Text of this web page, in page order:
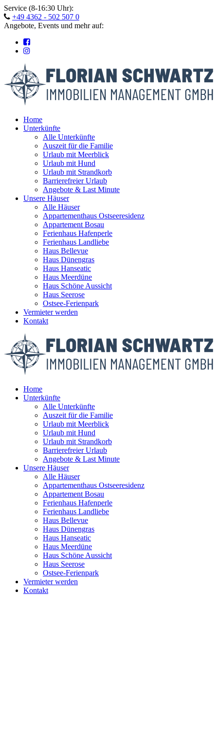
Skip
to
content
Service (8-16:30 Uhr):
+49 4362 - 502 507 0
Angebote, Events und mehr auf:
Home
Unterkünfte
Alle Unterkünfte
Auszeit für die Familie
Urlaub mit Meerblick
Urlaub mit Hund
Urlaub mit Strandkorb
Barrierefreier Urlaub
Angebote & Last Minute
Unsere Häuser
Alle Häuser
Appartementhaus Ostseeresidenz
Appartement Bosau
Ferienhaus Hafenperle
Ferienhaus Landliebe
Haus Bellevue
Haus Dünengras
Haus Hanseatic
Haus Meerdüne
Haus Schöne Aussicht
Haus Seerose
Ostsee-Ferienpark
Vermieter werden
Kontakt
Home
Unterkünfte
Alle Unterkünfte
Auszeit für die Familie
Urlaub mit Meerblick
Urlaub mit Hund
Urlaub mit Strandkorb
Barrierefreier Urlaub
Angebote & Last Minute
Unsere Häuser
Alle Häuser
Appartementhaus Ostseeresidenz
Appartement Bosau
Ferienhaus Hafenperle
Ferienhaus Landliebe
Haus Bellevue
Haus Dünengras
Haus Hanseatic
Haus Meerdüne
Haus Schöne Aussicht
Haus Seerose
Ostsee-Ferienpark
Vermieter werden
Kontakt